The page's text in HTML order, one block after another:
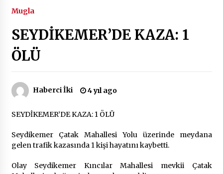
2 ay ago
Çevre Bilinci Sahneye Taşınıyor: Çocuklardan
“Temiz Fethiye” Oyunu
2 ay ago
2 ay ago
Mugla
SEYDİKEMER’DE KAZA: 1
ÖLÜ
Haberci İki 4 yıl ago
SEYDİKEMER’DE KAZA: 1 ÖLÜ
Seydikemer Çatak Mahallesi Yolu üzerinde meydana
gelen trafik kazasında 1 kişi hayatını kaybetti.
Olay Seydikemer Kıncılar Mahallesi mevkii Çatak